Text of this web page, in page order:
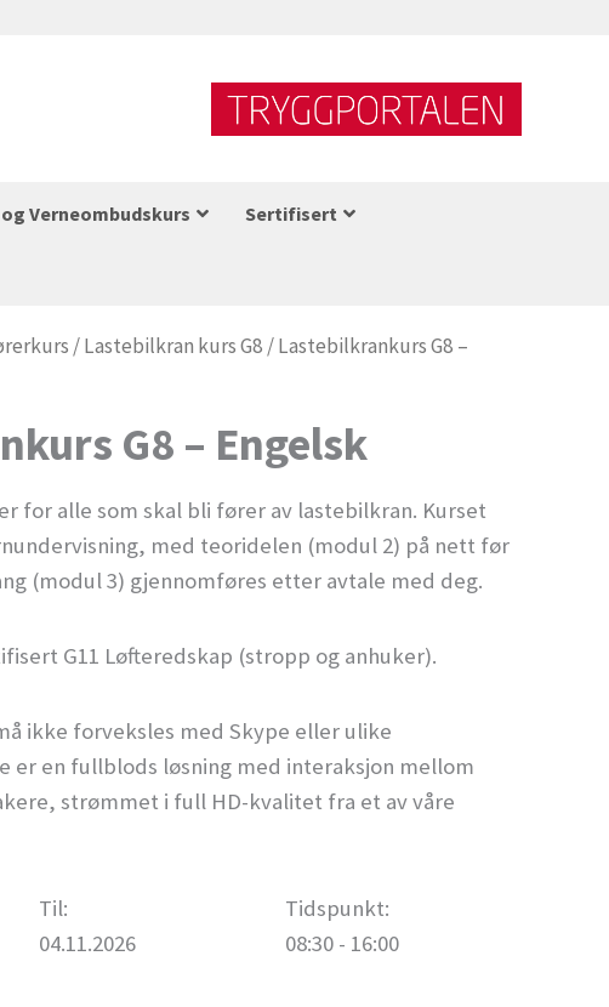
og Verneombudskurs Sertifisert
/Lastebilkran kurs G8 / Lastebilkrankurs G8 –
G8 – Engelsk
for alle som skal bli fører av lastebilkran. Kurset
med teoridelen (modul 2) på nett før
(modul 3) gjennomføres etter avtale med deg.
G11 Løfteredskap (stropp og anhuker).
ikke forveksles med Skype eller ulike
er en fullblods løsning med interaksjon mellom
strømmet i full HD-kvalitet fra et av våre
Til:
04.11.2026
Tidspunkt:
08:30 - 16:00